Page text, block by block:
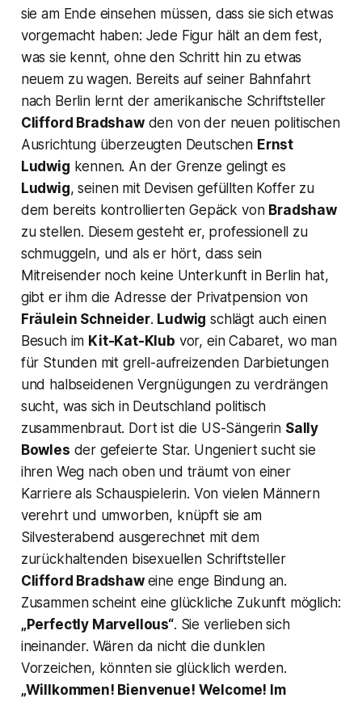
sie am Ende einsehen müssen, dass sie sich etwas
vorgemacht haben: Jede Figur hält an dem fest,
was sie kennt, ohne den Schritt hin zu etwas
neuem zu wagen. Bereits auf seiner Bahnfahrt
nach Berlin lernt der amerikanische Schriftsteller
Clifford Bradshawden von der neuen politischen
Ausrichtung überzeugten Deutschen Ernst
Ludwig kennen. An der Grenze gelingt es
Ludwig, seinen mit Devisen gefüllten Koffer zu
dem bereits kontrollierten Gepäck von Bradshaw
zu stellen. Diesem gesteht er, professionell zu
schmuggeln, und als er hört, dass sein
Mitreisender noch keine Unterkunft in Berlin hat,
gibt er ihm die Adresse der Privatpension von
Fräulein Schneider. Ludwig schlägt auch einen
Besuch im Kit-Kat-Klub vor, ein Cabaret, wo man
für Stunden mit grell-aufreizenden Darbietungen
und halbseidenen Vergnügungen zu verdrängen
sucht, was sich in Deutschland politisch
zusammenbraut. Dort ist die US-Sängerin Sally
Bowles der gefeierte Star. Ungeniert sucht sie
ihren Weg nach oben und träumt von einer
Karriere als Schauspielerin. Von vielen Männern
verehrt und umworben, knüpft sie am
Silvesterabend ausgerechnet mit dem
zurückhaltenden bisexuellen Schriftsteller
Clifford Bradshaw eine enge Bindung an.
Zusammen scheint eine glückliche Zukunft möglich:
„Perfectly Marvellous“. Sie verlieben sich
ineinander. Wären da nicht die dunklen
Vorzeichen, könnten sie glücklich werden.
„Willkommen! Bienvenue! Welcome! Im